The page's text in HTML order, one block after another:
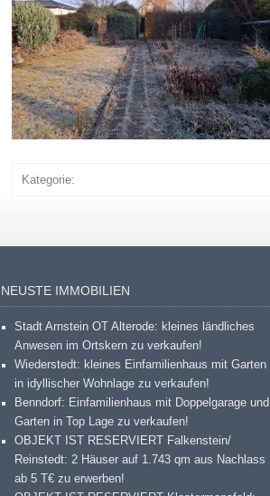
Kategorie:
NEUSTE IMMOBILIEN
Stadt Arnstein OT Alterode: kleines ländliches
Anwesen im Ortskern zu verkaufen!
Wiederstedt: kleines Einfamilienhaus mit Garten
in idyllischer Wohnlage zu verkaufen!
Benndorf: Einfamilienhaus mit Doppelgarage und
Garten in Top Lage zu verkaufen!
OBJEKT IST RESERVIERT Falkenstein/
Reinstedt: 2 Häuser auf 1.743 qm aus Nachlass
ab 5 T€ zu erwerben!